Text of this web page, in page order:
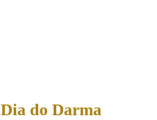
Dia do Darma